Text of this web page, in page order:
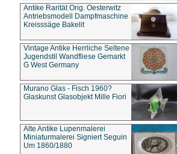
Antike Rarität Orig. Oesterwitz
Antriebsmodell Dampfmaschine
Kreisssäge Bakelit
Vintage Antike Herrliche Seltene
Jugendstil Wandfliese Gemarkt
G West Germany
Murano Glas - Fisch 1960?
Glaskunst Glasobjekt Mille Fiori
Alte Antike Lupenmalerei
Miniaturmalerei Signiert Seguin
Um 1860/1880